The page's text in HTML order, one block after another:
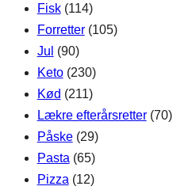
Fisk(114)
Forretter(105)
Jul (90)
Keto(230)
Kød (211)
Lækre efterårsretter(70)
Påske(29)
Pasta (65)
Pizza (12)